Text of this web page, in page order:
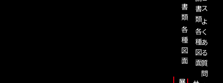
書
類
各
種
図
面
書
類
各
種
図
面
ス
よ
く
あ
る
質
問